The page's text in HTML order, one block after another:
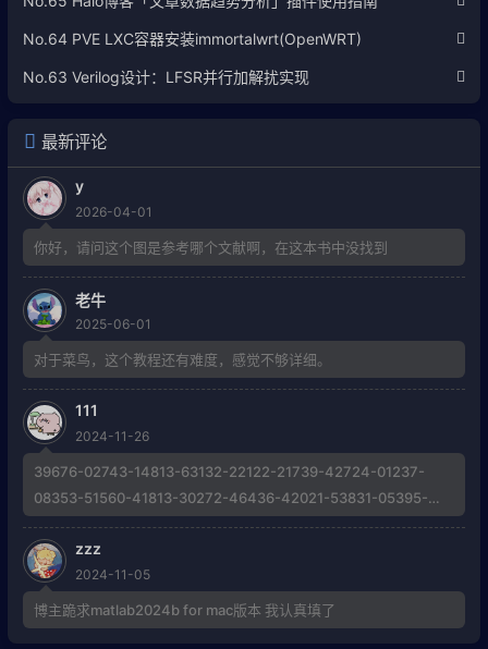
No.64 PVE LXC容器安装immortalwrt(OpenWRT)
No.63 Verilog设计：LFSR并行加解扰实现
最新评论
y
2026-04-01
你好，请问这个图是参考哪个文献啊，在这本书中没找到
老牛
2025-06-01
对于菜鸟，这个教程还有难度，感觉不够详细。
111
2024-11-26
39676-02743-14813-63132-22122-21739-42724-01237-
08353-51560-41813-30272-46436-42021-53831-05395-
21684-43572-58789-40638-42099-40160-19797-60670-
44428-39867 Invalid Activation Key, 求博主解惑帮助
zzz
2024-11-05
博主跪求matlab2024b for mac版本 我认真填了